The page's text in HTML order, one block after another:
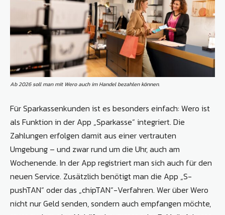
Ab 2026 soll man mit Wero auch im Handel bezahlen können.
Für Sparkassenkunden ist es besonders einfach: Wero ist
als Funktion in der App „Sparkasse“ integriert. Die
Zahlungen erfolgen damit aus einer vertrauten
Umgebung – und zwar rund um die Uhr, auch am
Wochenende. In der App registriert man sich auch für den
neuen Service. Zusätzlich benötigt man die App „S-
pushTAN“ oder das „chipTAN“-Verfahren. Wer über Wero
nicht nur Geld senden, sondern auch empfangen möchte,